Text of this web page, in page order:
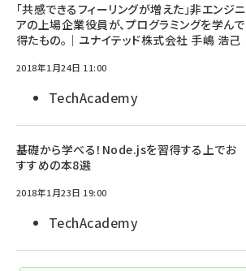
「共感できるフィーリングが増えた」非エンジニ
アの上場企業役員が、プログラミングを学んで
得たもの。｜ユナイテッド株式会社 手嶋 浩己
2018年1月24日 11:00
TechAcademy
基礎から学べる！Node.jsを習得する上でお
すすめの本8選
2018年1月23日 19:00
TechAcademy